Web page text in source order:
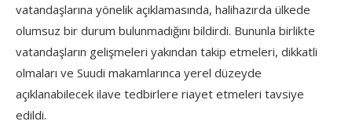
vatandaşlarına yönelik açıklamasında, halihazırda ülkede
olumsuz bir durum bulunmadığını bildirdi. Bununla birlikte
vatandaşların gelişmeleri yakından takip etmeleri, dikkatli
olmaları ve Suudi makamlarınca yerel düzeyde
açıklanabilecek ilave tedbirlere riayet etmeleri tavsiye
edildi.